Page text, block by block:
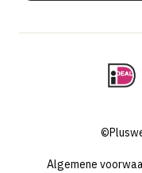
Algemene